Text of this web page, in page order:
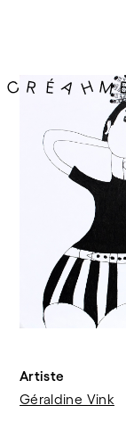
Artiste
Géraldine Vink